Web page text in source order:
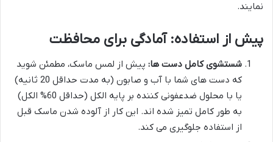
نمایند.
پیش از استفاده: آمادگی برای محافظت
شستشوی کامل دست ها: پیش از لمس ماسک، مطمئن شوید
که دست های شما با آب و صابون (به مدت حداقل 20 ثانیه)
یا با محلول ضدعفونی کننده بر پایه الکل (حداقل 60% الکل)
به طور کامل تمیز شده اند. این کار از آلوده شدن ماسک قبل
از استفاده جلوگیری می کند.